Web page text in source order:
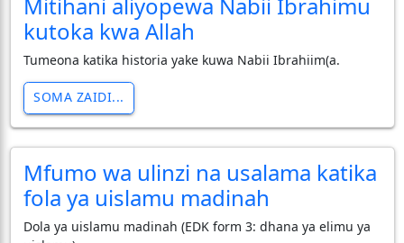
kutoka kwa Allah
Tumeona katika historia yake kuwa Nabii Ibrahiim(a.
SOMA ZAIDI...
Mfumo wa ulinzi na usalama katika
fola ya uislamu madinah
Dola ya uislamu madinah (EDK form 3: dhana ya elimu ya